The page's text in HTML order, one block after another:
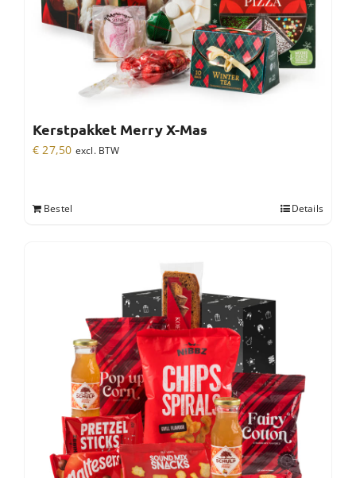
Kerstpakket Merry X-Mas
€ 27,50 excl. BTW
Bestel Details